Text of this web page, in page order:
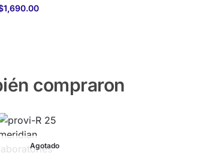
1,690.00
compraron
Agotado